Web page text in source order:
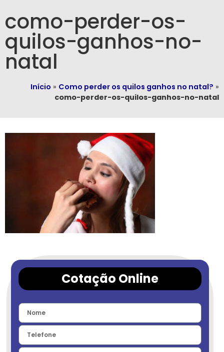
como-perder-os-
quilos-ganhos-no-
natal
Início » Como perder os quilos ganhos no natal? »
como-perder-os-quilos-ganhos-no-natal
Cotação Online